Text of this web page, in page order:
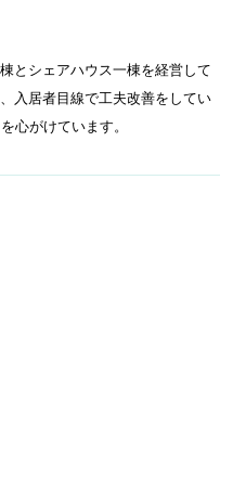
とシェアハウス一棟を経営して
入居者目線で工夫改善をしてい
心がけています。